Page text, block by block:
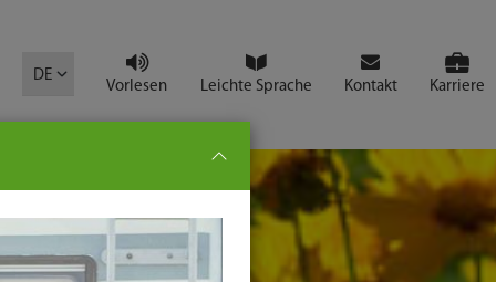
DE
Vorlesen Leichte Sprache Kontakt Karriere